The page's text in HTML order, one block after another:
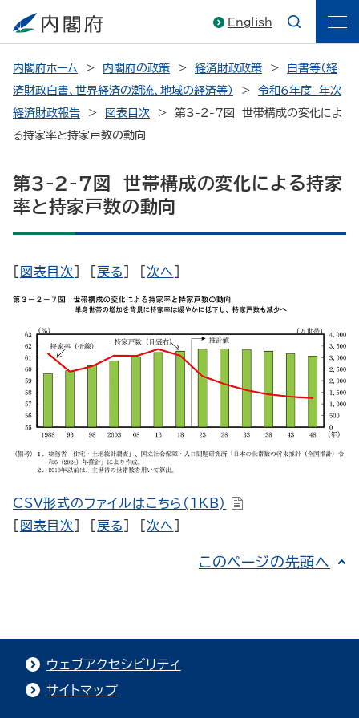
English
内閣府ホーム 内閣府の政策 経済財政政策
白書等（経
済財政白書、世界経済の潮流、地域の経済等）
令和6年度 年次
経済財政報告
図表目次
第3-2-7図 世帯構成の変化によ
る持家率と持家戸数の動向
第3-2-7図 世帯構成の変化による持家
率と持家戸数の動向
図表目次 戻る ] [次へ
CSV形式のファイルはこちら(1KB)
図表目次 戻る ] [次へ
このページの先頭へ
ウェブアクセシビリティ
サイトマップ